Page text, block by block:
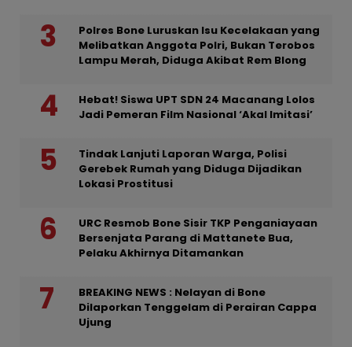
Polres Bone Luruskan Isu Kecelakaan yang
Melibatkan Anggota Polri, Bukan Terobos
Lampu Merah, Diduga Akibat Rem Blong
Hebat! Siswa UPT SDN 24 Macanang Lolos
Jadi Pemeran Film Nasional ‘Akal Imitasi’
Tindak Lanjuti Laporan Warga, Polisi
Gerebek Rumah yang Diduga Dijadikan
Lokasi Prostitusi
URC Resmob Bone Sisir TKP Penganiayaan
Bersenjata Parang di Mattanete Bua,
Pelaku Akhirnya Ditamankan
BREAKING NEWS : Nelayan di Bone
Dilaporkan Tenggelam di Perairan Cappa
Ujung